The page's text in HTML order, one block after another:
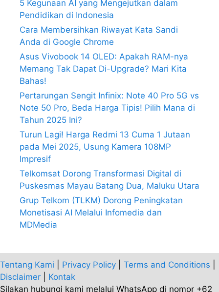
5 Kegunaan AI yang Mengejutkan dalam
Pendidikan di Indonesia
Cara Membersihkan Riwayat Kata Sandi
Anda di Google Chrome
Asus Vivobook 14 OLED: Apakah RAM-nya
Memang Tak Dapat Di-Upgrade? Mari Kita
Bahas!
Pertarungan Sengit Infinix: Note 40 Pro 5G vs
Note 50 Pro, Beda Harga Tipis! Pilih Mana di
Tahun 2025 Ini?
Turun Lagi! Harga Redmi 13 Cuma 1 Jutaan
pada Mei 2025, Usung Kamera 108MP
Impresif
Telkomsat Dorong Transformasi Digital di
Puskesmas Mayau Batang Dua, Maluku Utara
Grup Telkom (TLKM) Dorong Peningkatan
Monetisasi AI Melalui Infomedia dan
MDMedia
Tentang Kami Privacy Policy Terms and Conditions
Disclaimer
Kontak
Silakan hubungi kami melalui WhatsApp di nomor +62